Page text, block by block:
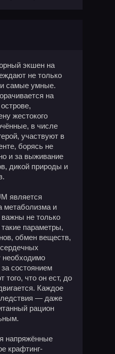
экшен на
не только
самые умные.
на
жестокого
в числе
участвуют в
борясь не
и за выживание
дикой природы и
является
метаболизма и
не только
параметры,
обмен веществ,
необходимо
состоянием
того, что он ест, до
Каждое
— даже
рацион
напряжённые
крафтинг-